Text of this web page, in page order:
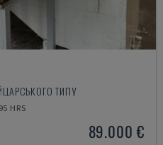
ТИПУ
HRS
89.000 €